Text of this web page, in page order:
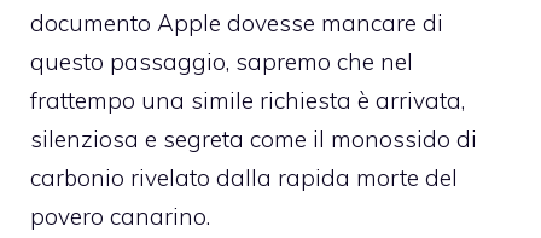
documento Apple dovesse mancare di
questo passaggio, sapremo che nel
frattempo una simile richiesta è arrivata,
silenziosa e segreta come il monossido di
carbonio rivelato dalla rapida morte del
povero canarino.